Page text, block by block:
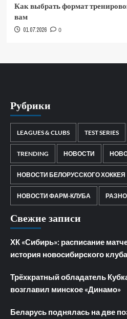
Как выбрать формат
вам
01.07.2026 0
Рубрики
LEAGUES & CLUBS TEST SERIES
TRENDING НОВОСТИ
НОВОСТИ БЕЛОРУССКОГО ХОККЕЯ
НОВОСТИ ФАРМ-КЛУБА
Свежие записи
ХК «Сибирь»: расписание
история новосибирского клуба
Трёхкратный обладатель
возглавил минское «Динамо»
Беларусь поднялась на две